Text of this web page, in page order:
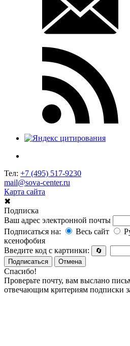
Тел: +7 (495) 517-9230
mail@sova-center.ru
Карта сайта
✖
Подписка
Ваш адрес электронной почты
Подписаться на:
Весь сайт
ксенофобия
Введите код с картинки:
🔄
Подписаться
Отмена
Спасибо!
Проверьте почту, вам выслано
отвечающим критериям подписки